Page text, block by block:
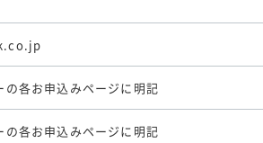
各お申込みページに明記
各お申込みページに明記